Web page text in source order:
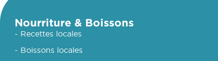
Nourriture & Boissons
- Recettes locales
- Boissons locales